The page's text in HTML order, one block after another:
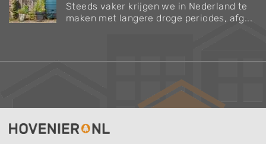
Steeds vaker krijgen we in Nederland te
maken met langere droge periodes, afg...
Inspiratie voor uw tuin en terras
De belangrijkste tuinwerkzaamheden voor de